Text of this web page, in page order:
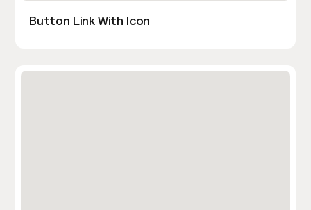
Button Link With Icon